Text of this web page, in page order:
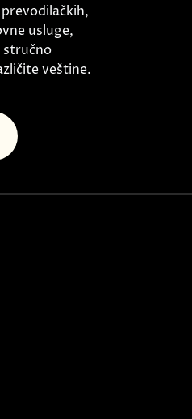
usluge,
stručno
veštine.